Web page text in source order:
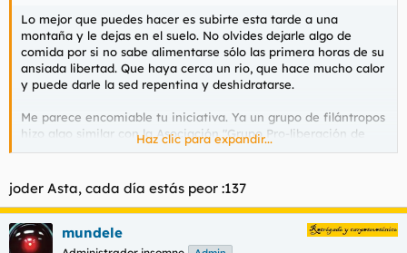
Lo mejor que puedes hacer es subirte esta tarde a una
montaña y le dejas en el suelo. No olvides dejarle algo de
comida por si no sabe alimentarse sólo las primera horas de su
ansiada libertad. Que haya cerca un rio, que hace mucho calor
y puede darle la sed repentina y deshidratarse.
Me parece encomiable tu iniciativa. Ya un grupo de filántropos
hizo algo similar con la Asociación "Grupo Pro-liberación de
Enanos de Jardín", pero con los móviles nadie había tenido los
MI MÁS EFUSIVO RECONOCIMIENTO
Es usted un santo varón...
Haz clic para expandir...
joder Asta, cada día estás peor :137
mundele